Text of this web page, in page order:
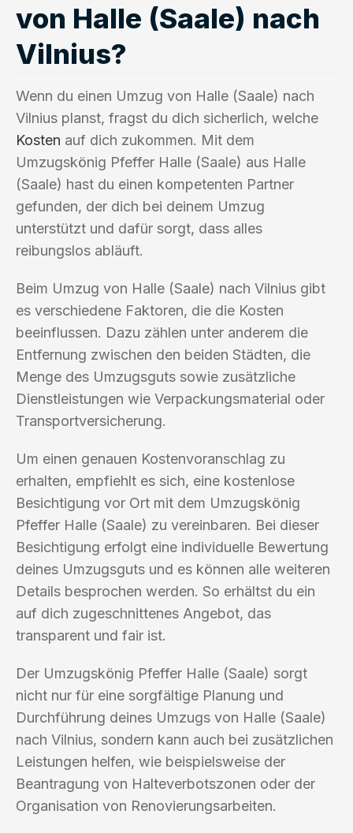
von Halle (Saale) nach
Vilnius?
Wenn du einen Umzug von Halle (Saale) nach
Vilnius planst, fragst du dich sicherlich, welche
Kosten auf dich zukommen. Mit dem
Umzugskönig Pfeffer Halle (Saale) aus Halle
(Saale) hast du einen kompetenten Partner
gefunden, der dich bei deinem Umzug
unterstützt und dafür sorgt, dass alles
reibungslos abläuft.
Beim Umzug von Halle (Saale) nach Vilnius gibt
es verschiedene Faktoren, die die Kosten
beeinflussen. Dazu zählen unter anderem die
Entfernung zwischen den beiden Städten, die
Menge des Umzugsguts sowie zusätzliche
Dienstleistungen wie Verpackungsmaterial oder
Transportversicherung.
Um einen genauen Kostenvoranschlag zu
erhalten, empfiehlt es sich, eine kostenlose
Besichtigung vor Ort mit dem Umzugskönig
Pfeffer Halle (Saale) zu vereinbaren. Bei dieser
Besichtigung erfolgt eine individuelle Bewertung
deines Umzugsguts und es können alle weiteren
Details besprochen werden. So erhältst du ein
auf dich zugeschnittenes Angebot, das
transparent und fair ist.
Der Umzugskönig Pfeffer Halle (Saale) sorgt
nicht nur für eine sorgfältige Planung und
Durchführung deines Umzugs von Halle (Saale)
nach Vilnius, sondern kann auch bei zusätzlichen
Leistungen helfen, wie beispielsweise der
Beantragung von Halteverbotszonen oder der
Organisation von Renovierungsarbeiten.